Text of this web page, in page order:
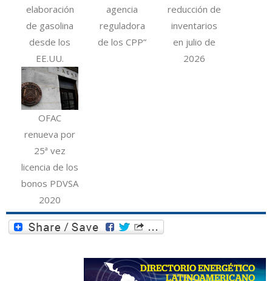
elaboración
de gasolina
desde los
EE.UU.
agencia
reguladora
de los CPP”
reducción de
inventarios
en julio de
2026
OFAC
renueva por
25ª vez
licencia de los
bonos PDVSA
2020